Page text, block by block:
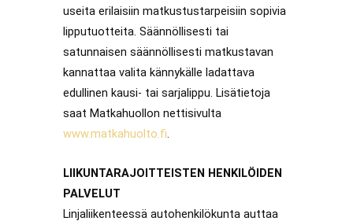
useita erilaisiin matkustustarpeisiin sopivia
lipputuotteita. Säännöllisesti tai
satunnaisen säännöllisesti matkustavan
kannattaa valita kännykälle ladattava
edullinen kausi- tai sarjalippu. Lisätietoja
saat Matkahuollon nettisivulta
www.matkahuolto.fi.
LIIKUNTARAJOITTEISTEN HENKILÖIDEN
PALVELUT
Linjaliikenteessä autohenkilökunta auttaa